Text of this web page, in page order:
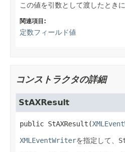
この値を引数として渡したときに
関連項目:
定数フィールド値
コンストラクタの詳細
StAXResult
public StAXResult (
XMLEventWriterを指定して、